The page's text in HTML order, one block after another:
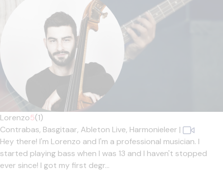
Lorenzo5(1)
Contrabas, Basgitaar, Ableton Live, Harmonieleer |
Hey there! I'm Lorenzo and I'm a professional musician. I
started playing bass when I was 13 and I haven't stopped
ever since! I got my first degr...